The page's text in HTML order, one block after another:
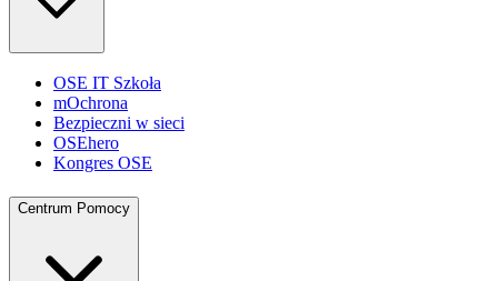
OSE IT Szkoła
mOchrona
Bezpieczni w sieci
OSEhero
Kongres OSE
Centrum Pomocy